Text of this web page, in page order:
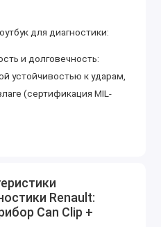
для диагностики:
и долговечность:
устойчивостью к ударам,
(сертификация MIL-
тяжёлых условиях
Intel Core i5 с тактовой
оперативной памяти для
диагностическим
Renault:
Can Clip +